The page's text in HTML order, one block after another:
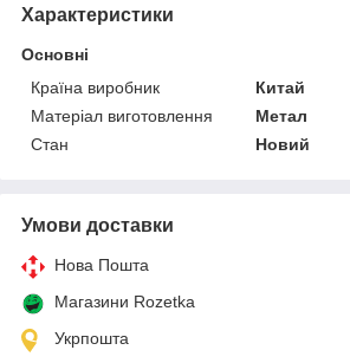
Характеристики
Основні
Країна виробник
Китай
Матеріал виготовлення
Метал
Стан
Новий
Умови доставки
Нова Пошта
Магазини Rozetka
Укрпошта